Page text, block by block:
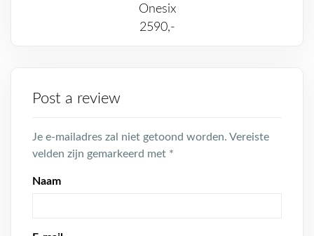
Onesix
2590,-
Post a review
Je e-mailadres zal niet getoond worden. Vereiste
velden zijn gemarkeerd met *
Naam